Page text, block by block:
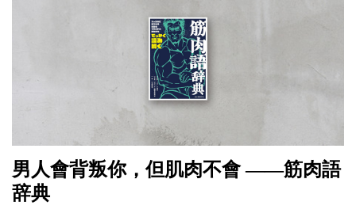
男人會背叛你，但肌肉不會 ——筋肉語
辞典